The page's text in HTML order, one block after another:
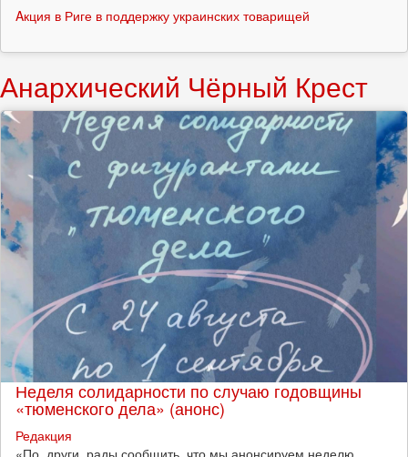
Aкция в Риге в поддержку украинских товарищей
Анархический Чёрный Крест
Неделя солидарности по случаю годовщины
«тюменского дела» (анонс)
Редакция
​«По_други, рады сообщить, что мы анонсируем неделю